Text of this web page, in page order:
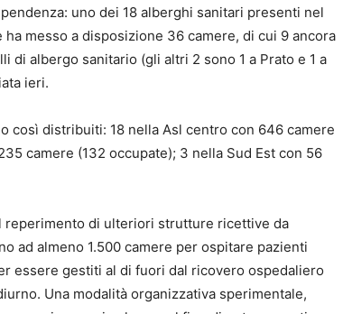
uno dei 18 alberghi sanitari presenti nel
messo a disposizione 36 camere, di cui 9 ancora
albergo sanitario (gli altri 2 sono 1 a Prato e 1 a
ieri.
così distribuiti: 18 nella Asl centro con 646 camere
camere (132 occupate); 3 nella Sud Est con 56
reperimento di ulteriori strutture ricettive da
ad almeno 1.500 camere per ospitare pazienti
essere gestiti al di fuori dal ricovero ospedaliero
Una modalità organizzativa sperimentale,